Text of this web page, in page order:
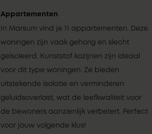
Appartementen
In Marsum vind je 11 appartementen. Deze
woningen zijn vaak gehorig en slecht
geïsoleerd. Kunststof kozijnen zijn ideaal
voor dit type woningen. Ze bieden
uitstekende isolatie en verminderen
geluidsoverlast, wat de leefkwaliteit voor
de bewoners aanzienlijk verbetert. Perfect
voor jouw volgende klus!